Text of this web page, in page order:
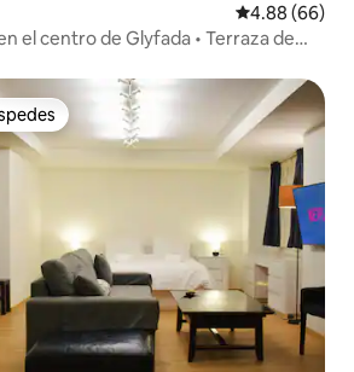
Calificación
4.88 (66)
el centro de Glyfada • Terraza de